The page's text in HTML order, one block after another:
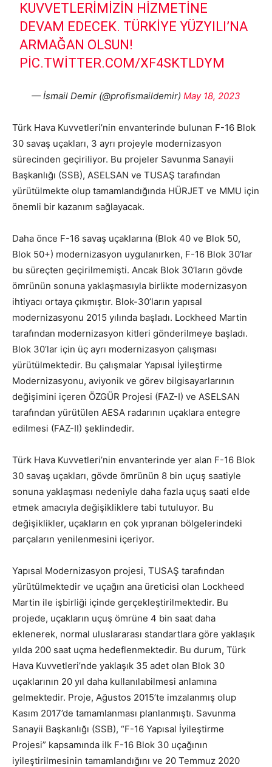
KUVVETLERIMIZIN HIZMETINE
DEVAM EDECEK. TÜRKIYE YÜZYILI’NA
ARMAĞAN OLSUN!
PIC.TWITTER.COM/XF4SKTLDYM
— İsmail Demir (@profismaildemir) May 18, 2023
Türk Hava Kuvvetleri’nin envanterinde bulunan F-16 Blok
30 savaş uçakları, 3 ayrı projeyle modernizasyon
sürecinden geçiriliyor. Bu projeler Savunma Sanayii
Başkanlığı (SSB), ASELSAN ve TUSAŞ tarafından
yürütülmekte olup tamamlandığında HÜRJET ve MMU için
önemli bir kazanım sağlayacak.
Daha önce F-16 savaş uçaklarına (Blok 40 ve Blok 50,
Blok 50+) modernizasyon uygulanırken, F-16 Blok 30’lar
bu süreçten geçirilmemişti. Ancak Blok 30’ların gövde
ömrünün sonuna yaklaşmasıyla birlikte modernizasyon
ihtiyacı ortaya çıkmıştır. Blok-30’ların yapısal
modernizasyonu 2015 yılında başladı. Lockheed Martin
tarafından modernizasyon kitleri gönderilmeye başladı.
Blok 30’lar için üç ayrı modernizasyon çalışması
yürütülmektedir. Bu çalışmalar Yapısal İyileştirme
Modernizasyonu, aviyonik ve görev bilgisayarlarının
değişimini içeren ÖZGÜR Projesi (FAZ-I) ve ASELSAN
tarafından yürütülen AESA radarının uçaklara entegre
edilmesi (FAZ-II) şeklindedir.
Türk Hava Kuvvetleri’nin envanterinde yer alan F-16 Blok
30 savaş uçakları, gövde ömrünün 8 bin uçuş saatiyle
sonuna yaklaşması nedeniyle daha fazla uçuş saati elde
etmek amacıyla değişikliklere tabi tutuluyor. Bu
değişiklikler, uçakların en çok yıpranan bölgelerindeki
parçaların yenilenmesini içeriyor.
Yapısal Modernizasyon projesi, TUSAŞ tarafından
yürütülmektedir ve uçağın ana üreticisi olan Lockheed
Martin ile işbirliği içinde gerçekleştirilmektedir. Bu
projede, uçakların uçuş ömrüne 4 bin saat daha
eklenerek, normal uluslararası standartlara göre yaklaşık
yılda 200 saat uçma hedeflenmektedir. Bu durum, Türk
Hava Kuvvetleri’nde yaklaşık 35 adet olan Blok 30
uçaklarının 20 yıl daha kullanılabilmesi anlamına
gelmektedir. Proje, Ağustos 2015’te imzalanmış olup
Kasım 2017’de tamamlanması planlanmıştı. Savunma
Sanayii Başkanlığı (SSB), “F-16 Yapısal İyileştirme
Projesi” kapsamında ilk F-16 Blok 30 uçağının
iyileştirilmesinin tamamlandığını ve 20 Temmuz 2020